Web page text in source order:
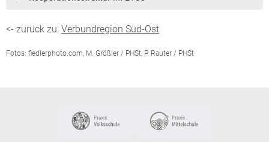
<- zurück zu: Verbundregion Süd-Ost
Fotos: fiedlerphoto.com, M. Größler / PHSt, P. Rauter / PHSt